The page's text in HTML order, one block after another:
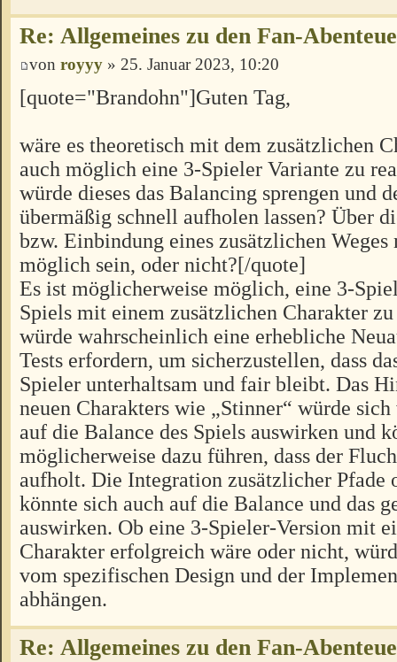
Re: Allgemeines zu den Fan-
von royyy » 25. Januar 2023, 10:20
[quote="Brandohn"]Guten Tag,
wäre es theoretisch mit dem zusätzlichen
auch möglich eine 3-Spieler Variante zu
würde dieses das Balancing sprengen und
übermäßig schnell aufholen lassen? Über
bzw. Einbindung eines zusätzlichen Weges
möglich sein, oder nicht?[/quote]
Es ist möglicherweise möglich, eine 3-
Spiels mit einem zusätzlichen Charakter
würde wahrscheinlich eine erhebliche
Tests erfordern, um sicherzustellen, dass
Spieler unterhaltsam und fair bleibt. Das
neuen Charakters wie „Stinner“ würde
auf die Balance des Spiels auswirken und
möglicherweise dazu führen, dass der
aufholt. Die Integration zusätzlicher Pfade
könnte sich auch auf die Balance und das
auswirken. Ob eine 3-Spieler-Version mit
Charakter erfolgreich wäre oder nicht,
vom spezifischen Design und der
abhängen.
Re: Allgemeines zu den Fan-